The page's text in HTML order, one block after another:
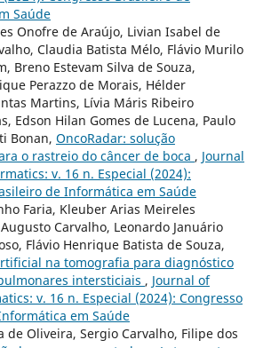
Saúde
Onofre de Araújo, Livian Isabel de
Claudia Batista Mélo, Flávio Murilo
Breno Estevam Silva de Souza,
Perazzo de Morais, Hélder
Martins, Lívia Máris Ribeiro
Edson Hilan Gomes de Lucena, Paulo
Bonan, OncoRadar: solução
o rastreio do câncer de boca , Journal
v. 16 n. Especial (2024):
de Informática em Saúde
Faria, Kleuber Arias Meireles
Carvalho, Leonardo Januário
Flávio Henrique Batista de Souza,
na tomografia para diagnóstico
intersticiais , Journal of
v. 16 n. Especial (2024): Congresso
em Saúde
de Oliveira, Sergio Carvalho, Filipe dos